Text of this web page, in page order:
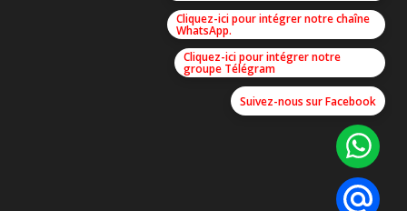
Cliquez-ici pour intégrer notre chaîne
WhatsApp.
Cliquez-ici pour intégrer notre
groupe Télégram
Suivez-nous sur Facebook